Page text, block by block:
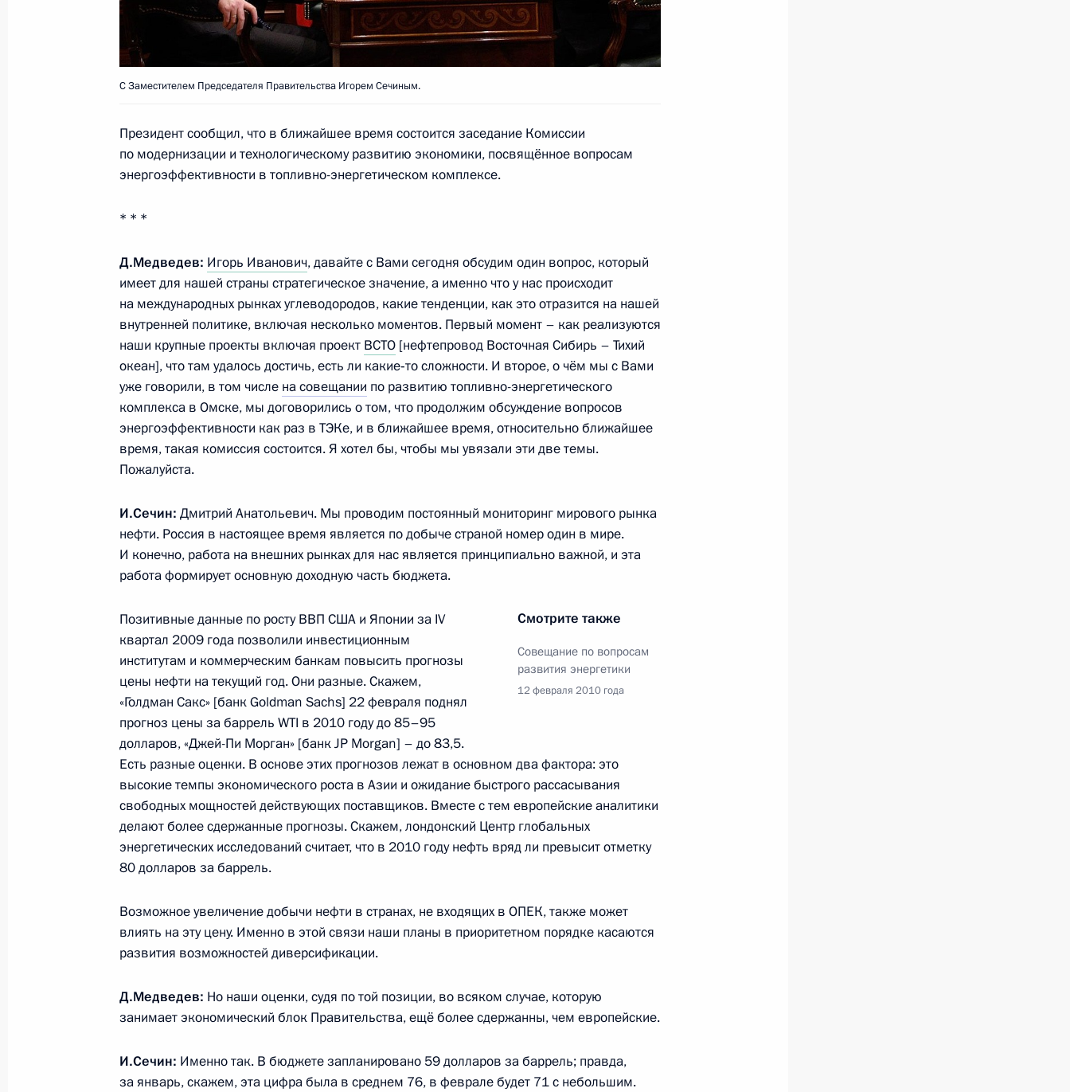
Расширенное заседание коллегии Министерства обороны 3 14м
4 марта 2010 года, четверг
предложения по реформированию системы управления
4 марта 2010 года, 18:00
Телефонный разговор с Президентом Туркменистана Гурбангулы
Бердымухамедовым
4 марта 2010 года, 17:45
Рабочая встреча с губернатором Калужской области Анатолием
4 марта 2010 года, 17:00 Москва, Кремль
4 марта 2010 года, 16:30 Москва, Кремль
Дмитрий Медведев принял участие в работе коллегии
Генеральной прокуратуры России
4 марта 2010 года, 14:30 Москва
5
Телефонный разговор с Президентом Абхазии Сергеем
Багапшем
4 марта 2010 года, 14:00
Телефонный разговор с Президентом Таджикистана Эмомали
Рахмоном
Соболезнования родным и близким директора Государственного
центра имени В.П.Сербского Татьяны Дмитриевой
С Заместителем Председателя Правительства Игорем Сечиным.
Президент сообщил, что в ближайшее время состоится заседание Комиссии
по модернизации и технологическому развитию экономики, посвящённое вопросам
энергоэффективности в топливно-энергетическом комплексе.
* * *
Д.Медведев: Игорь Иванович, давайте с Вами сегодня обсудим один вопрос, который
имеет для нашей страны стратегическое значение, а именно что у нас происходит
на международных рынках углеводородов, какие тенденции, как это отразится на нашей
внутренней политике, включая несколько моментов. Первый момент – как реализуются
наши крупные проекты включая проект ВСТО [нефтепровод Восточная Сибирь – Тихий
океан], что там удалось достичь, есть ли какие‑то сложности. И второе, о чём мы с Вами
уже говорили, в том числе на совещании по развитию топливно-энергетического
комплекса в Омске, мы договорились о том, что продолжим обсуждение вопросов
энергоэффективности как раз в ТЭКе, и в ближайшее время, относительно ближайшее
время, такая комиссия состоится. Я хотел бы, чтобы мы увязали эти две темы.
Пожалуйста.
И.Сечин: Дмитрий Анатольевич. Мы проводим постоянный мониторинг мирового рынка
нефти. Россия в настоящее время является по добыче страной номер один в мире.
И конечно, работа на внешних рынках для нас является принципиально важной, и эта
работа формирует основную доходную часть бюджета.
Смотрите также
Совещание по вопросам
развития энергетики
12 февраля 2010 года
Позитивные данные по росту ВВП США и Японии за IV
квартал 2009 года позволили инвестиционным
институтам и коммерческим банкам повысить прогнозы
цены нефти на текущий год. Они разные. Скажем,
«Голдман Сакс» [банк Goldman Sachs] 22 февраля поднял
прогноз цены за баррель WTI в 2010 году до 85–95
долларов, «Джей-Пи Морган» [банк JP Morgan] – до 83,5.
Есть разные оценки. В основе этих прогнозов лежат в основном два фактора: это
высокие темпы экономического роста в Азии и ожидание быстрого рассасывания
свободных мощностей действующих поставщиков. Вместе с тем европейские аналитики
делают более сдержанные прогнозы. Скажем, лондонский Центр глобальных
энергетических исследований считает, что в 2010 году нефть вряд ли превысит отметку
80 долларов за баррель.
Возможное увеличение добычи нефти в странах, не входящих в ОПЕК, также может
влиять на эту цену. Именно в этой связи наши планы в приоритетном порядке касаются
развития возможностей диверсификации.
Д.Медведев: Но наши оценки, судя по той позиции, во всяком случае, которую
занимает экономический блок Правительства, ещё более сдержанны, чем европейские.
И.Сечин: Именно так. В бюджете запланировано 59 долларов за баррель; правда,
за январь, скажем, эта цифра была в среднем 76, в феврале будет 71 с небольшим.